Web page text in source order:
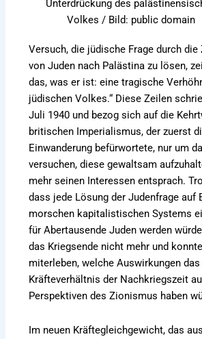
Unterdrückung des
Volkes / Bild: public domain
Versuch, die jüdische Frage durch die
von Juden nach Palästina zu lösen,
das, was er ist: eine tragische
jüdischen Volkes.“ Diese Zeilen
Juli 1940 und bezog sich auf die
britischen Imperialismus, der zuerst
Einwanderung befürwortete, nur um
versuchen, diese gewaltsam
mehr seinen Interessen entsprach.
dass jede Lösung der Judenfrage auf
morschen kapitalistischen Systems
für Abertausende Juden werden
das Kriegsende nicht mehr und
miterleben, welche Auswirkungen das
Kräfteverhältnis der Nachkriegszeit
Perspektiven des Zionismus haben
Im neuen Kräftegleichgewicht, das